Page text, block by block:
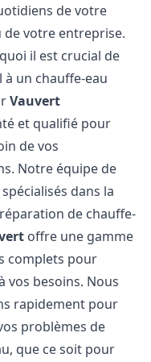
de votre
de votre entreprise.
il est crucial de
à un chauffe-eau
Vauvert
et qualifié pour
de vos
Notre équipe de
dans la
de chauffe-
offre une gamme
complets pour
vos besoins. Nous
rapidement pour
problèmes de
que ce soit pour